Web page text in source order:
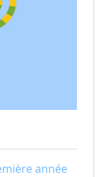
année